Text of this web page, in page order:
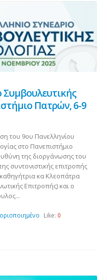
Συμβουλευτικής
Πατρών, 6-9
του 9ου Πανελληνίου
στο Πανεπιστήμιο
της διοργάνωσης του
συντονιστικής επιτροπής
κα Κλεοπάτρα
Επιτροπής) και ο
Like:0